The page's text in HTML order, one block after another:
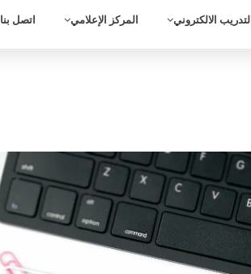
التدريب الالكتروني المركز الإعلامي اتصل بنا